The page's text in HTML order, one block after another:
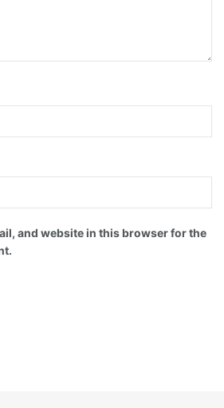
and website in this browser for the